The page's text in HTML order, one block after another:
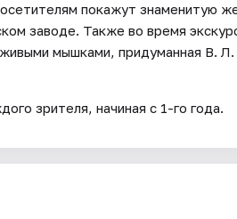
покажут знаменитую
заводе. Также во время
мышками, придуманная В.
зрителя, начиная с 1-го года.